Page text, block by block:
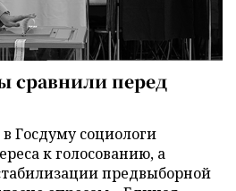
сравнили перед
Госдуму социологи
к голосованию, а
предвыборной